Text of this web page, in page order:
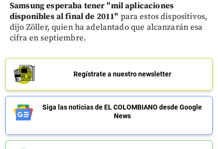
Samsung esperaba tener "mil aplicaciones
disponibles al final de 2011" para estos dispositivos,
dijo Zöller, quien ha adelantado que alcanzarán esa
cifra en septiembre.
Regístrate a nuestro newsletter
Siga las noticias de EL COLOMBIANO desde Google
News